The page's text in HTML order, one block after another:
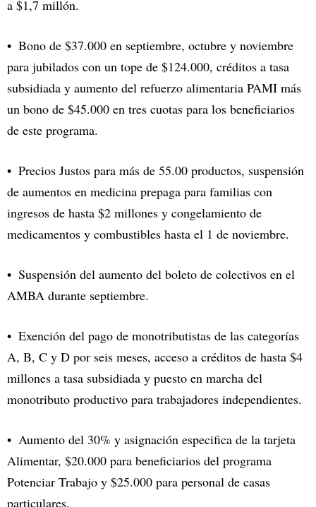
a $1,7 millón.
Bono de $37.000 en septiembre, octubre y noviembre
para jubilados con un tope de $124.000, créditos a tasa
subsidiada y aumento del refuerzo alimentaria PAMI más
un bono de $45.000 en tres cuotas para los beneficiarios
de este programa.
Precios Justos para más de 55.00 productos, suspensión
de aumentos en medicina prepaga para familias con
ingresos de hasta $2 millones y congelamiento de
medicamentos y combustibles hasta el 1 de noviembre.
Suspensión del aumento del boleto de colectivos en el
AMBA durante septiembre.
Exención del pago de monotributistas de las categorías
A, B, C y D por seis meses, acceso a créditos de hasta $4
millones a tasa subsidiada y puesto en marcha del
monotributo productivo para trabajadores independientes.
Aumento del 30% y asignación especifica de la tarjeta
Alimentar, $20.000 para beneficiarios del programa
Potenciar Trabajo y $25.000 para personal de casas
particulares.